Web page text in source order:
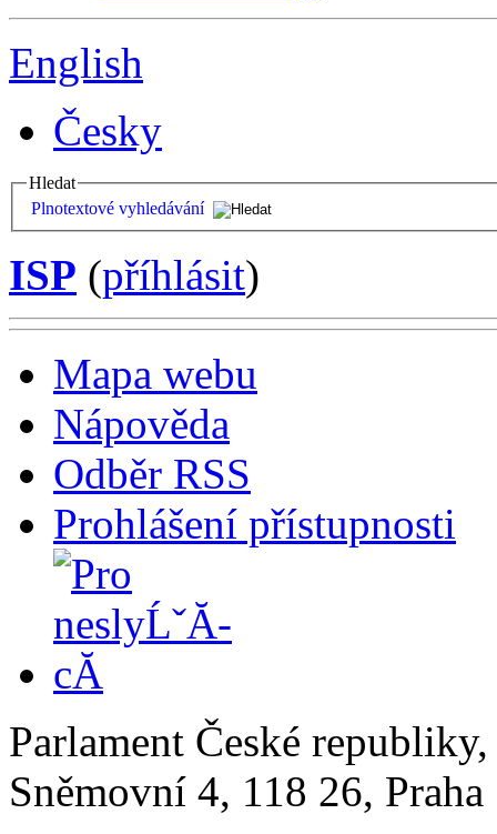
English
Česky
Hledat
Plnotextové vyhledávání
ISP (příhlásit)
Mapa webu
Nápověda
Odběr RSS
Prohlášení přístupnosti
Parlament České
Sněmovní 4, 118 26,